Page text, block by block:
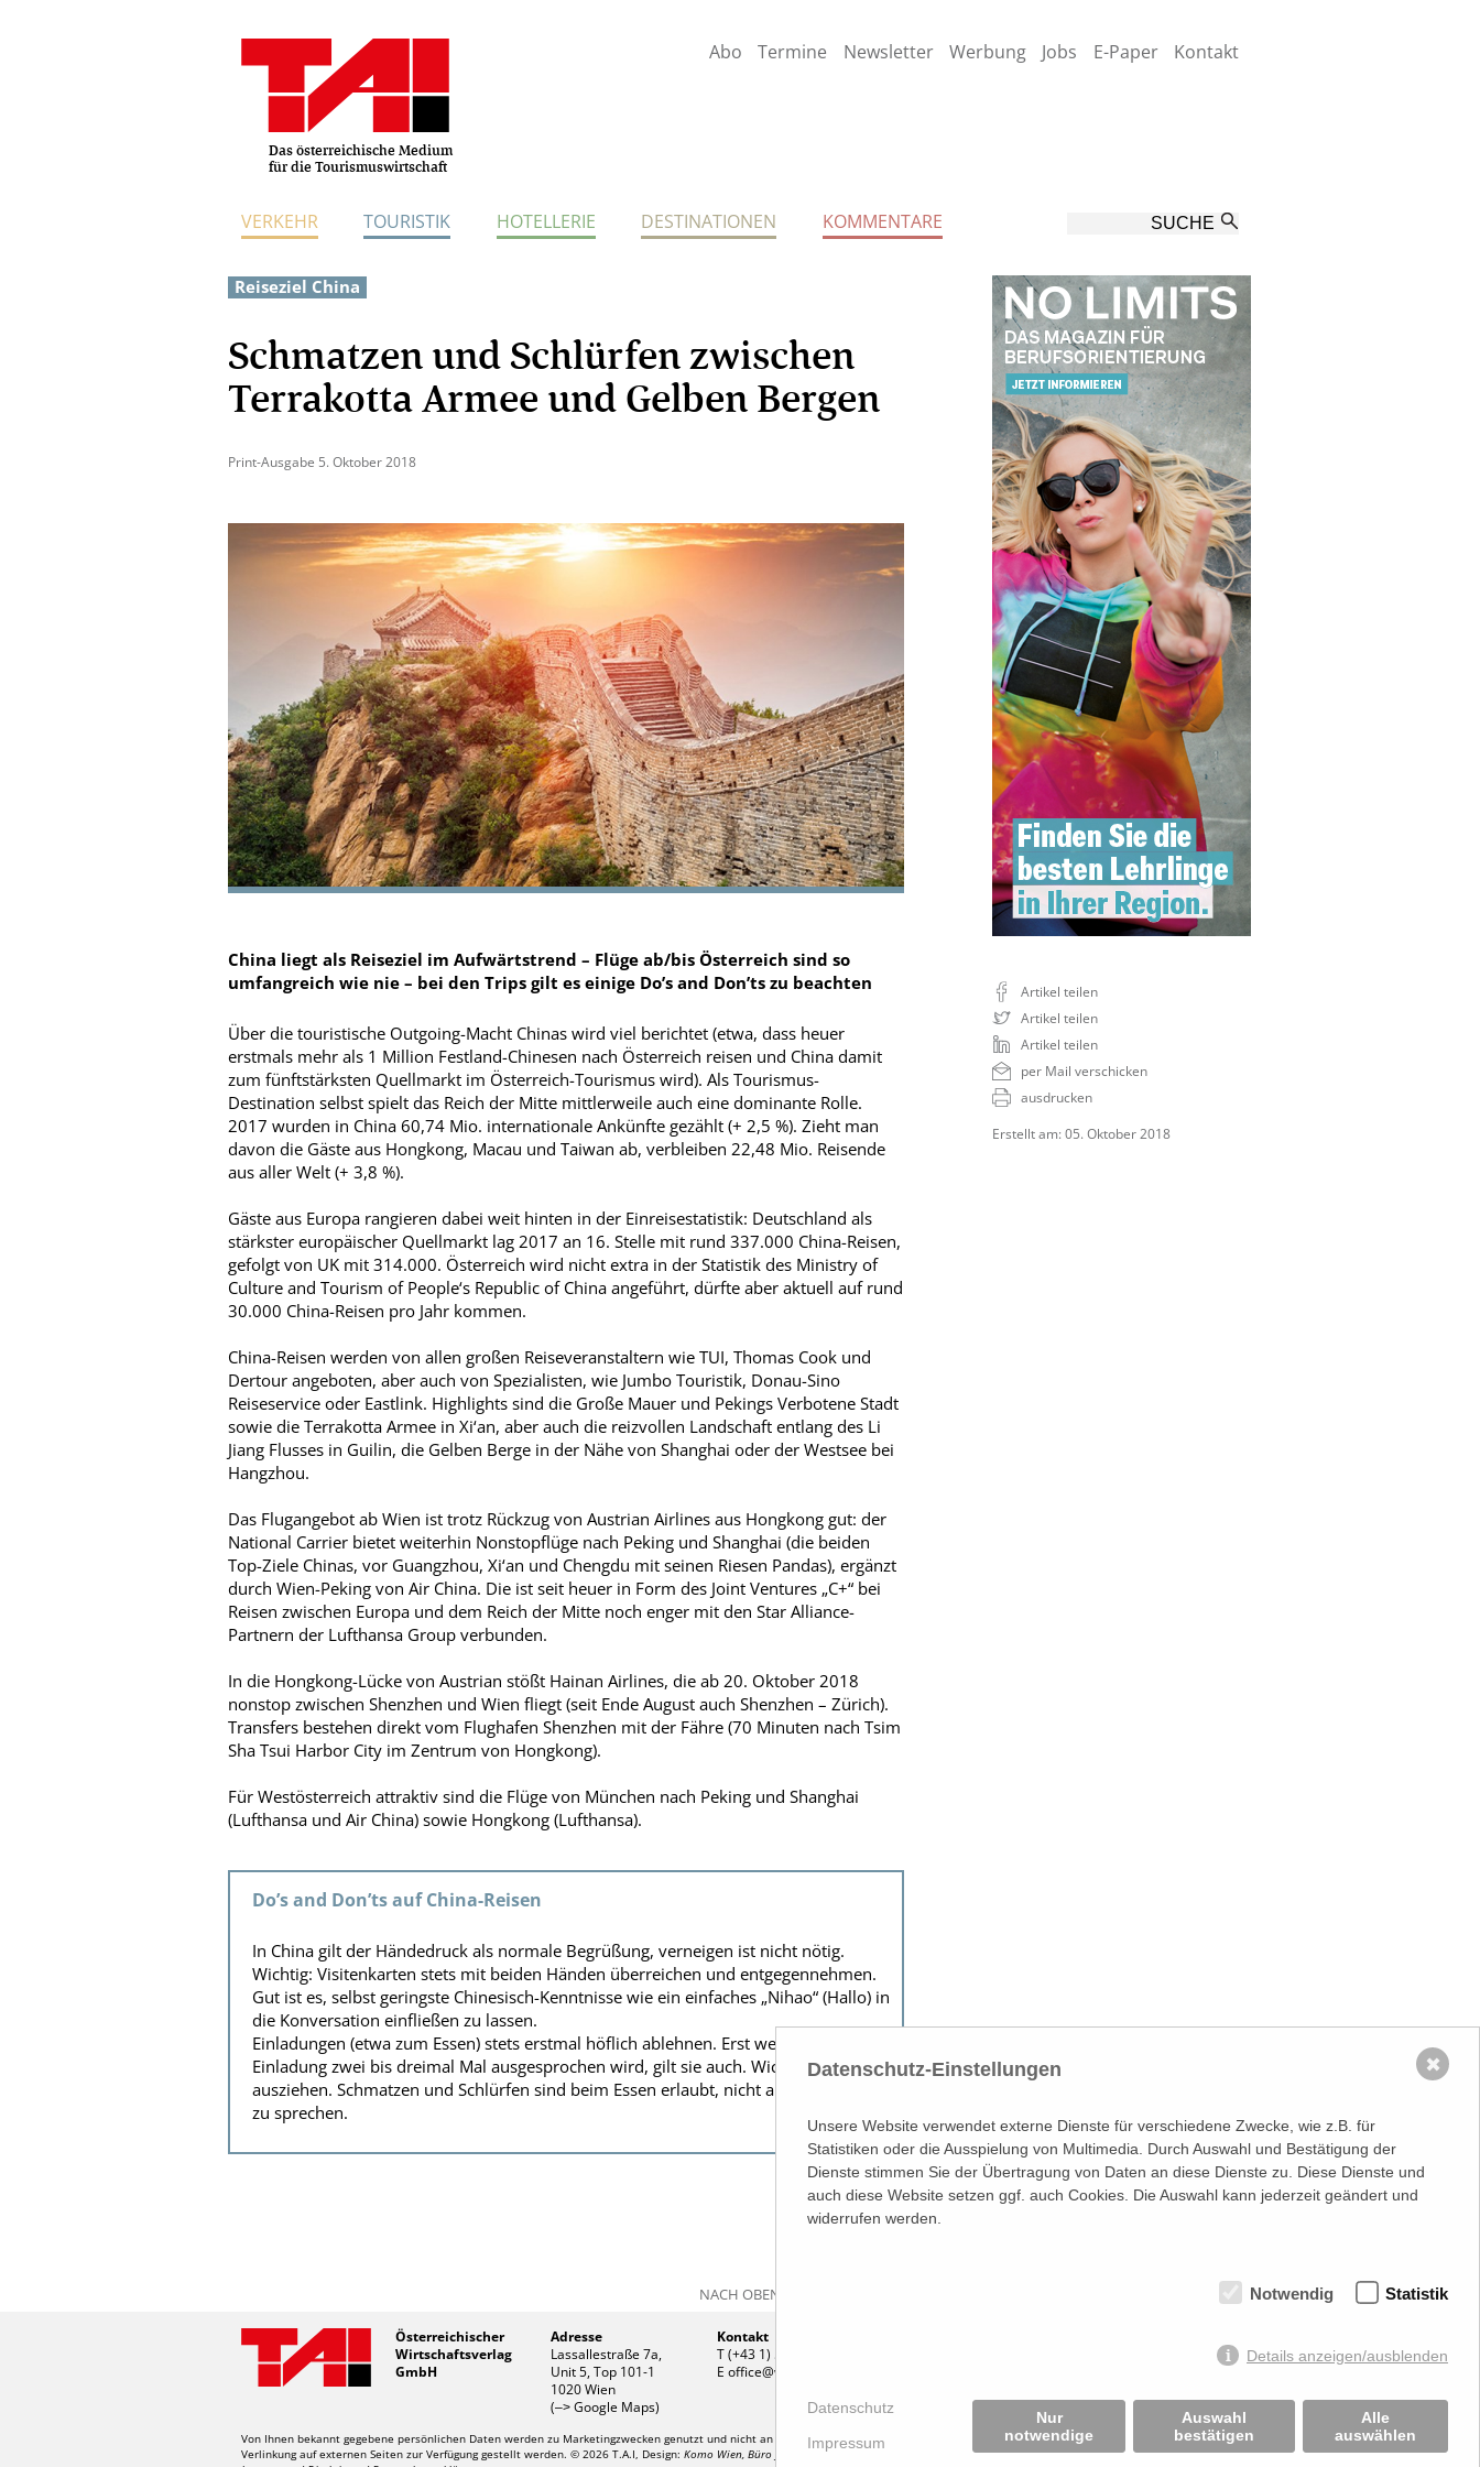
Das österreichische Medium
für die Tourismuswirtschaft
Abo Termine Newsletter Werbung Jobs E-Paper Kontakt
VERKEHR TOURISTIK HOTELLERIE DESTINATIONEN KOMMENTARE
Reiseziel China
Schmatzen und Schlürfen zwischen
Terrakotta Armee und Gelben Bergen
Print-Ausgabe 5. Oktober 2018
China liegt als Reiseziel im Aufwärtstrend – Flüge ab/bis Österreich sind so
umfangreich wie nie – bei den Trips gilt es einige Do’s and Don’ts zu beachten
Über die touristische Outgoing-Macht Chinas wird viel berichtet (etwa, dass heuer
erstmals mehr als 1 Million Festland-Chinesen nach Österreich reisen und China damit
zum fünftstärksten Quellmarkt im Österreich-Tourismus wird). Als Tourismus-
Destination selbst spielt das Reich der Mitte mittlerweile auch eine dominante Rolle.
2017 wurden in China 60,74 Mio. internationale Ankünfte gezählt (+ 2,5 %). Zieht man
davon die Gäste aus Hongkong, Macau und Taiwan ab, verbleiben 22,48 Mio. Reisende
aus aller Welt (+ 3,8 %).
Gäste aus Europa rangieren dabei weit hinten in der Einreisestatistik: Deutschland als
stärkster europäischer Quellmarkt lag 2017 an 16. Stelle mit rund 337.000 China-Reisen,
gefolgt von UK mit 314.000. Österreich wird nicht extra in der Statistik des Ministry of
Culture and Tourism of People‘s Republic of China angeführt, dürfte aber aktuell auf rund
30.000 China-Reisen pro Jahr kommen.
China-Reisen werden von allen großen Reiseveranstaltern wie TUI, Thomas Cook und
Dertour angeboten, aber auch von Spezialisten, wie Jumbo Touristik, Donau-Sino
Reiseservice oder Eastlink. Highlights sind die Große Mauer und Pekings Verbotene Stadt
sowie die Terrakotta Armee in Xi‘an, aber auch die reizvollen Landschaft entlang des Li
Jiang Flusses in Guilin, die Gelben Berge in der Nähe von Shanghai oder der Westsee bei
Hangzhou.
Das Flugangebot ab Wien ist trotz Rückzug von Austrian Airlines aus Hongkong gut: der
National Carrier bietet weiterhin Nonstopflüge nach Peking und Shanghai (die beiden
Top-Ziele Chinas, vor Guangzhou, Xi‘an und Chengdu mit seinen Riesen Pandas), ergänzt
durch Wien-Peking von Air China. Die ist seit heuer in Form des Joint Ventures „C+“ bei
Reisen zwischen Europa und dem Reich der Mitte noch enger mit den Star Alliance-
Partnern der Lufthansa Group verbunden.
In die Hongkong-Lücke von Austrian stößt Hainan Airlines, die ab 20. Oktober 2018
nonstop zwischen Shenzhen und Wien fliegt (seit Ende August auch Shenzhen – Zürich).
Transfers bestehen direkt vom Flughafen Shenzhen mit der Fähre (70 Minuten nach Tsim
Sha Tsui Harbor City im Zentrum von Hongkong).
Für Westösterreich attraktiv sind die Flüge von München nach Peking und Shanghai
(Lufthansa und Air China) sowie Hongkong (Lufthansa).
Do’s and Don’ts auf China-Reisen
In China gilt der Händedruck als normale Begrüßung, verneigen ist nicht nötig.
Wichtig: Visitenkarten stets mit beiden Händen überreichen und entgegennehmen.
Gut ist es, selbst geringste Chinesisch-Kenntnisse wie ein einfaches „Nihao“ (Hallo) in
die Konversation einfließen zu lassen.
Einladungen (etwa zum Essen) stets erstmal höflich ablehnen. Erst wenn eine
Einladung zwei bis dreimal Mal ausgesprochen wird, gilt sie auch. Wichtig: Schuhe
ausziehen. Schmatzen und Schlürfen sind beim Essen erlaubt, nicht aber über Politik
zu sprechen.
Artikel teilen
Artikel teilen
Artikel teilen
per Mail verschicken
ausdrucken
Erstellt am: 05. Oktober 2018
NACH OBEN
Österreichischer
Wirtschaftsverlag
GmbH
Adresse
Lassallestraße 7a,
Unit 5, Top 101-1
1020 Wien
(–>Google Maps)
Kontakt
T (+43 1) 546 64-0
E office@wirtschaftsverlag.at
Von Ihnen bekannt gegebene persönlichen Daten werden zu Marketingzwecken genutzt und nicht an Dritte weitergegeben. Die T.A.I. übernimmt keine Verantwortung über Inhalte die durch
Verlinkung auf externen Seiten zur Verfügung gestellt werden. © 2026 T.A.I, Design: Komo Wien, Büro für visuelle Angelegenheiten , Programmierung:Beast Communications - www.beast.at,
Datenschutz-Einstellungen
Unsere Website verwendet externe Dienste für verschiedene Zwecke, wie z.B. für
Statistiken oder die Ausspielung von Multimedia. Durch Auswahl und Bestätigung der
Dienste stimmen Sie der Übertragung von Daten an diese Dienste zu. Diese Dienste und
auch diese Website setzen ggf. auch Cookies. Die Auswahl kann jederzeit geändert und
widerrufen werden.
Notwendig Statistik
Details anzeigen/ausblenden
Nur
notwendige
Auswahl
bestätigen
Alle
auswählen
Datenschutz
Impressum
✖